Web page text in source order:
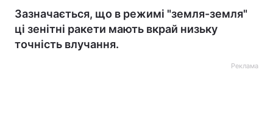
Зазначається, що в режимі "земля-земля"
ці зенітні ракети мають вкрай низьку
точність влучання.
Реклама